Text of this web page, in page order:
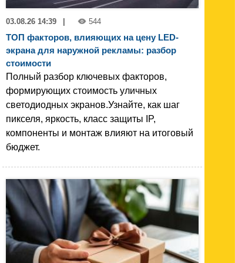
03.08.26 14:39 544
ТОП факторов, влияющих на цену LED-
экрана для наружной рекламы: разбор
стоимости
Полный разбор ключевых факторов,
формирующих стоимость уличных
светодиодных экранов.Узнайте, как шаг
пикселя, яркость, класс защиты IP,
компоненты и монтаж влияют на итоговый
бюджет.